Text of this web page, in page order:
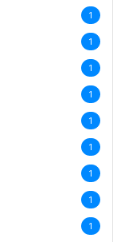
1
1
1
1
1
1
1
1
1